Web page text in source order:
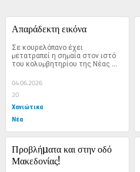
Απαράδεκτη εικόνα
Σε κουρελόπανο έχει
µετατραπεί η σηµαία στον ιστό
του κολυµβητηρίου της Νέας
Χώρας. Μια...
04.06.2026
20
Χανιώτικα
Νέα
Προβλήµατα και στην οδό
Μακεδονίας!